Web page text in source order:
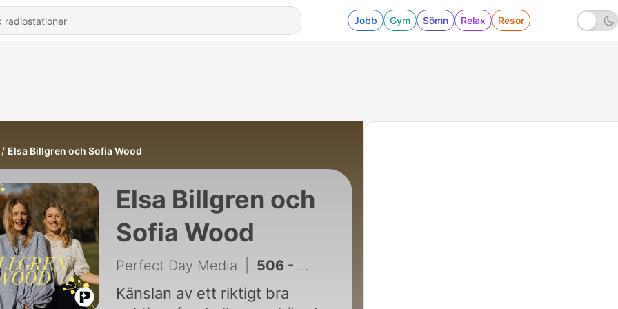
Jobb Gym Sömn Relax Resor
Elsa Billgren och Sofia Wood
Elsa Billgren och
Sofia Wood
Perfect Day Media 506 - 501. Terminstart - New year new me
Känslan av ett riktigt bra